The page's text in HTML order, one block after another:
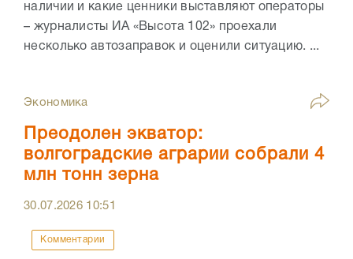
наличии и какие ценники выставляют операторы
– журналисты ИА «Высота 102» проехали
несколько автозаправок и оценили ситуацию. ...
Экономика
Преодолен экватор:
волгоградские аграрии собрали 4
млн тонн зерна
30.07.2026 10:51
Комментарии